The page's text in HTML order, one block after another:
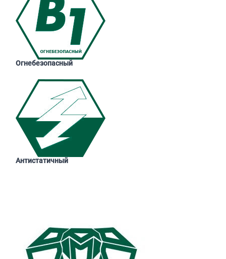
Огнебезопасный
Антистатичный